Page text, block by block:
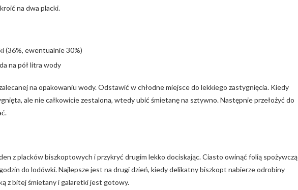
na dwa placki.
(36%, ewentualnie 30%)
na pół litra wody
na opakowaniu wody. Odstawić w chłodne miejsce do lekkiego zastygnięcia. Kiedy
ale nie całkowicie zestalona, wtedy ubić śmietanę na sztywno. Następnie przełożyć do
z placków biszkoptowych i przykryć drugim lekko dociskając. Ciasto owinąć folią spożywczą
do lodówki. Najlepsze jest na drugi dzień, kiedy delikatny biszkopt nabierze odrobiny
z bitej śmietany i galaretki jest gotowy.